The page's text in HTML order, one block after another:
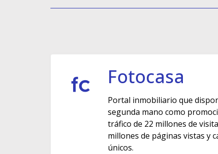
Fotocasa
Portal inmobiliario que
segunda mano como
tráfico de 22 millones de
millones de páginas vistas y
únicos.